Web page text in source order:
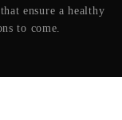
ensure a healthy
to come.